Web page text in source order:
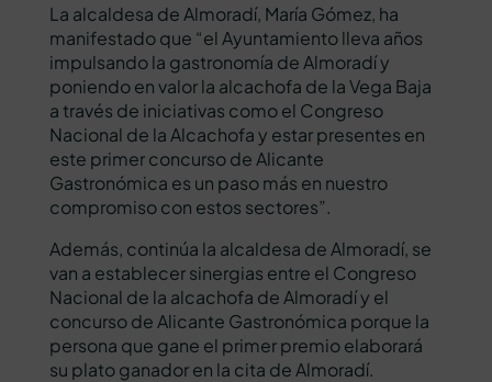
La alcaldesa de Almoradí, María Gómez, ha
manifestado que “el Ayuntamiento lleva años
impulsando la gastronomía de Almoradí y
poniendo en valor la alcachofa de la Vega Baja
a través de iniciativas como el Congreso
Nacional de la Alcachofa y estar presentes en
este primer concurso de Alicante
Gastronómica es un paso más en nuestro
compromiso con estos sectores”.
Además, continúa la alcaldesa de Almoradí, se
van a establecer sinergias entre el Congreso
Nacional de la alcachofa de Almoradí y el
concurso de Alicante Gastronómica porque la
persona que gane el primer premio elaborará
su plato ganador en la cita de Almoradí.